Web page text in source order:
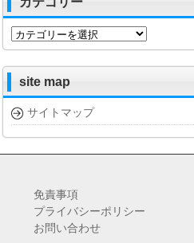
カ
テ
リ
ー
site map
サイトマップ
免責事項
プライバシーポリシー
お問い合わせ